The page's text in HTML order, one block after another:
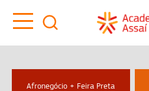
Afronegócio + Feira Preta